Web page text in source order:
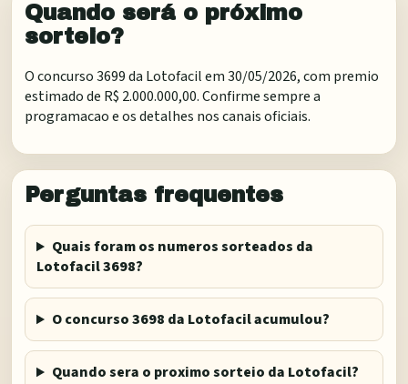
Quando será o próximo
sorteio?
O concurso 3699 da Lotofacil em 30/05/2026, com premio
estimado de R$ 2.000.000,00. Confirme sempre a
programacao e os detalhes nos canais oficiais.
Perguntas frequentes
Quais foram os numeros sorteados da
Lotofacil 3698?
O concurso 3698 da Lotofacil acumulou?
Quando sera o proximo sorteio da Lotofacil?